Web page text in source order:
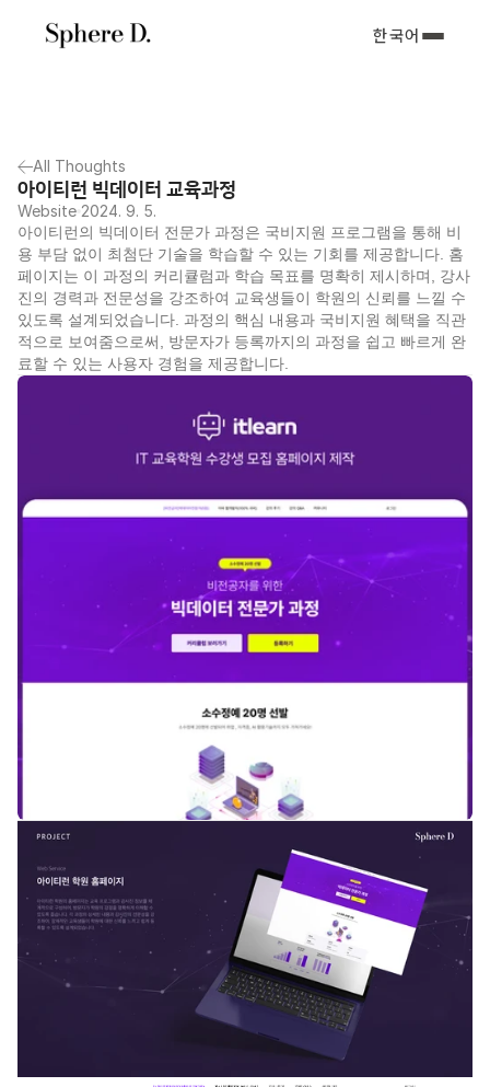
한국어
All Thoughts
아이티런 빅데이터 교육과정
Website 2024. 9. 5.
아이티런의 빅데이터 전문가 과정은 국비지원 프로그램을 통해 비
용 부담 없이 최첨단 기술을 학습할 수 있는 기회를 제공합니다. 홈
페이지는 이 과정의 커리큘럼과 학습 목표를 명확히 제시하며, 강사
진의 경력과 전문성을 강조하여 교육생들이 학원의 신뢰를 느낄 수
있도록 설계되었습니다. 과정의 핵심 내용과 국비지원 혜택을 직관
적으로 보여줌으로써, 방문자가 등록까지의 과정을 쉽고 빠르게 완
료할 수 있는 사용자 경험을 제공합니다.